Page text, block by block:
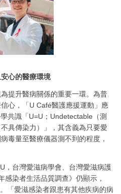
心的醫療環境
提升醫病關係的重要一環。為普
心，「U Café醫護應援運動」應
共識「U=U；Undetectable（測
具傳染力）」，其含義為只要愛
毒量至醫療儀器測不到的程度，
，台灣愛滋病學會、台灣愛滋病護
染者生活品質調查》仍顯示，
「愛滋感染者跟患有其他疾病的病